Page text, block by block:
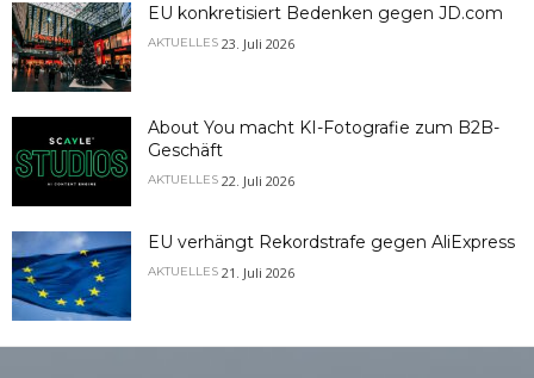
EU konkretisiert Bedenken gegen JD.com
AKTUELLES 23. Juli 2026
About You macht KI-Fotografie zum B2B-
Geschäft
AKTUELLES 22. Juli 2026
EU verhängt Rekordstrafe gegen AliExpress
AKTUELLES 21. Juli 2026